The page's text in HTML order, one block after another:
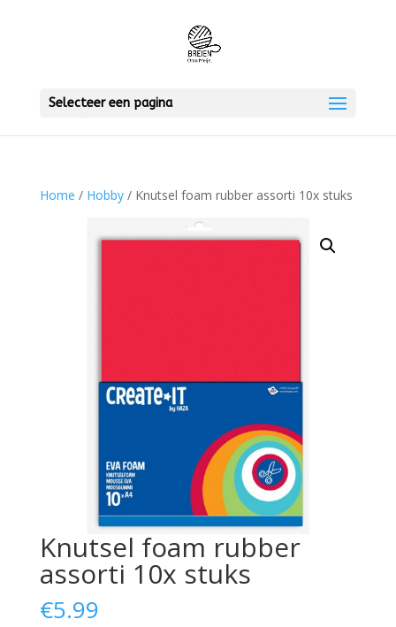
Selecteer een pagina
Home / Hobby/ Knutsel foam rubber assorti 10x stuks
Knutsel foam rubber
assorti 10x stuks
€5.99